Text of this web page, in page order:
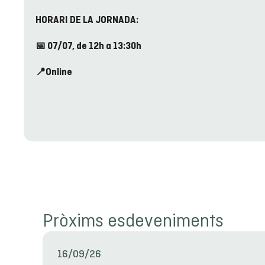
HORARI DE LA JORNADA:
📅 07/07, de 12h a 13:30h
📍Online
Pròxims esdeveniments
16/09/26